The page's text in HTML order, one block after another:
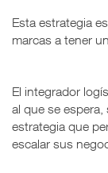
Esta estrategia
marcas a tener
El integrador
al que se
estrategia que
escalar sus